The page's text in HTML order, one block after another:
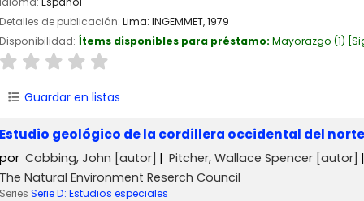
Detalles de publicación: Lima: INGEMMET,1979
Disponibilidad: Ítems disponibles para préstamo: Mayorazgo (1)
Guardar en listas
Estudio geológico de la cordillera occidental del
por Cobbing, John [autor] Pitcher, Wallace Spencer[autor]
The Natural Environment Reserch Council
Series Serie D: Estudios especiales